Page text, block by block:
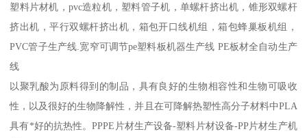
塑料片材机，pvc造粒机，塑料管子机，单螺杆挤出机，锥形双螺杆
挤出机，平行双螺杆挤出机，箱包开口线机组，箱包蜂巢板机组，
PVC管子生产线.宽窄可调节pe塑料板机器生产线 PE板材全自动生产
线
以聚乳酸为原料得到的制品，具有良好的生物相容性和生物可吸收
性，以及很好的生物降解性，并且在可降解热塑性高分子材料中PLA
具有*好的抗热性。PPPE片材生产设备-塑料片材设备-PP片材生产机